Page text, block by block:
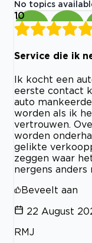
No topics
10
Service die ik
Ik kocht een
eerste contact
auto
worden als ik
vertrouwen.
worden
gelikte
zeggen waar
nergens anders
Beveelt aan
22 August
RMJ